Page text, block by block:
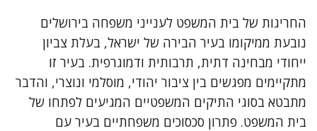
החריגות של בית המשפט לענייני משפחה בירושלים
נובעת ממיקומו בעיר הבירה של ישראל, בעלת צביון
ייחודי מבחינה דתית, תרבותית ודמוגרפית. בעיר זו
מתקיימים מפגשים בין ציבור יהודי, מוסלמי ונוצרי, והדבר
מתבטא בסוגי התיקים המשפטיים המגיעים לפתחו של
בית המשפט. פתרון סכסוכים משפחתיים בעיר עם